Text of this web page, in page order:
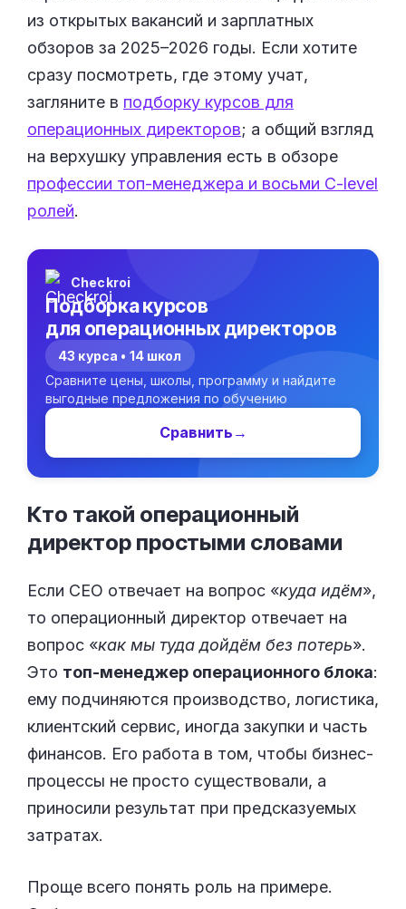
из открытых вакансий и зарплатных
обзоров за 2025–2026 годы. Если хотите
сразу посмотреть, где этому учат,
загляните в подборку курсов для
операционных директоров; а общий взгляд
на верхушку управления есть в обзоре
профессии топ-менеджера и восьми C-level
ролей.
Checkroi
Подборка курсов
для операционных директоров
43 курса • 14 школ
Сравните цены, школы, программу и найдите
выгодные предложения по обучению
Сравнить →
Кто такой операционный
директор простыми словами
Если CEO отвечает на вопрос «куда идём»,
то операционный директор отвечает на
вопрос «как мы туда дойдём без потерь».
Это топ-менеджер операционного блока:
ему подчиняются производство, логистика,
клиентский сервис, иногда закупки и часть
финансов. Его работа в том, чтобы бизнес-
процессы не просто существовали, а
приносили результат при предсказуемых
затратах.
Проще всего понять роль на примере.